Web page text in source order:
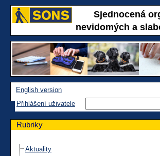
Sjednocená
nevidomých a
English version
Přihlášení uživatele
Rubriky
Aktuality